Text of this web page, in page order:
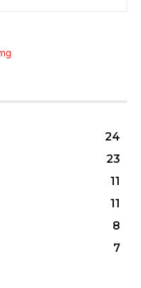
24
23
11
11
8
7